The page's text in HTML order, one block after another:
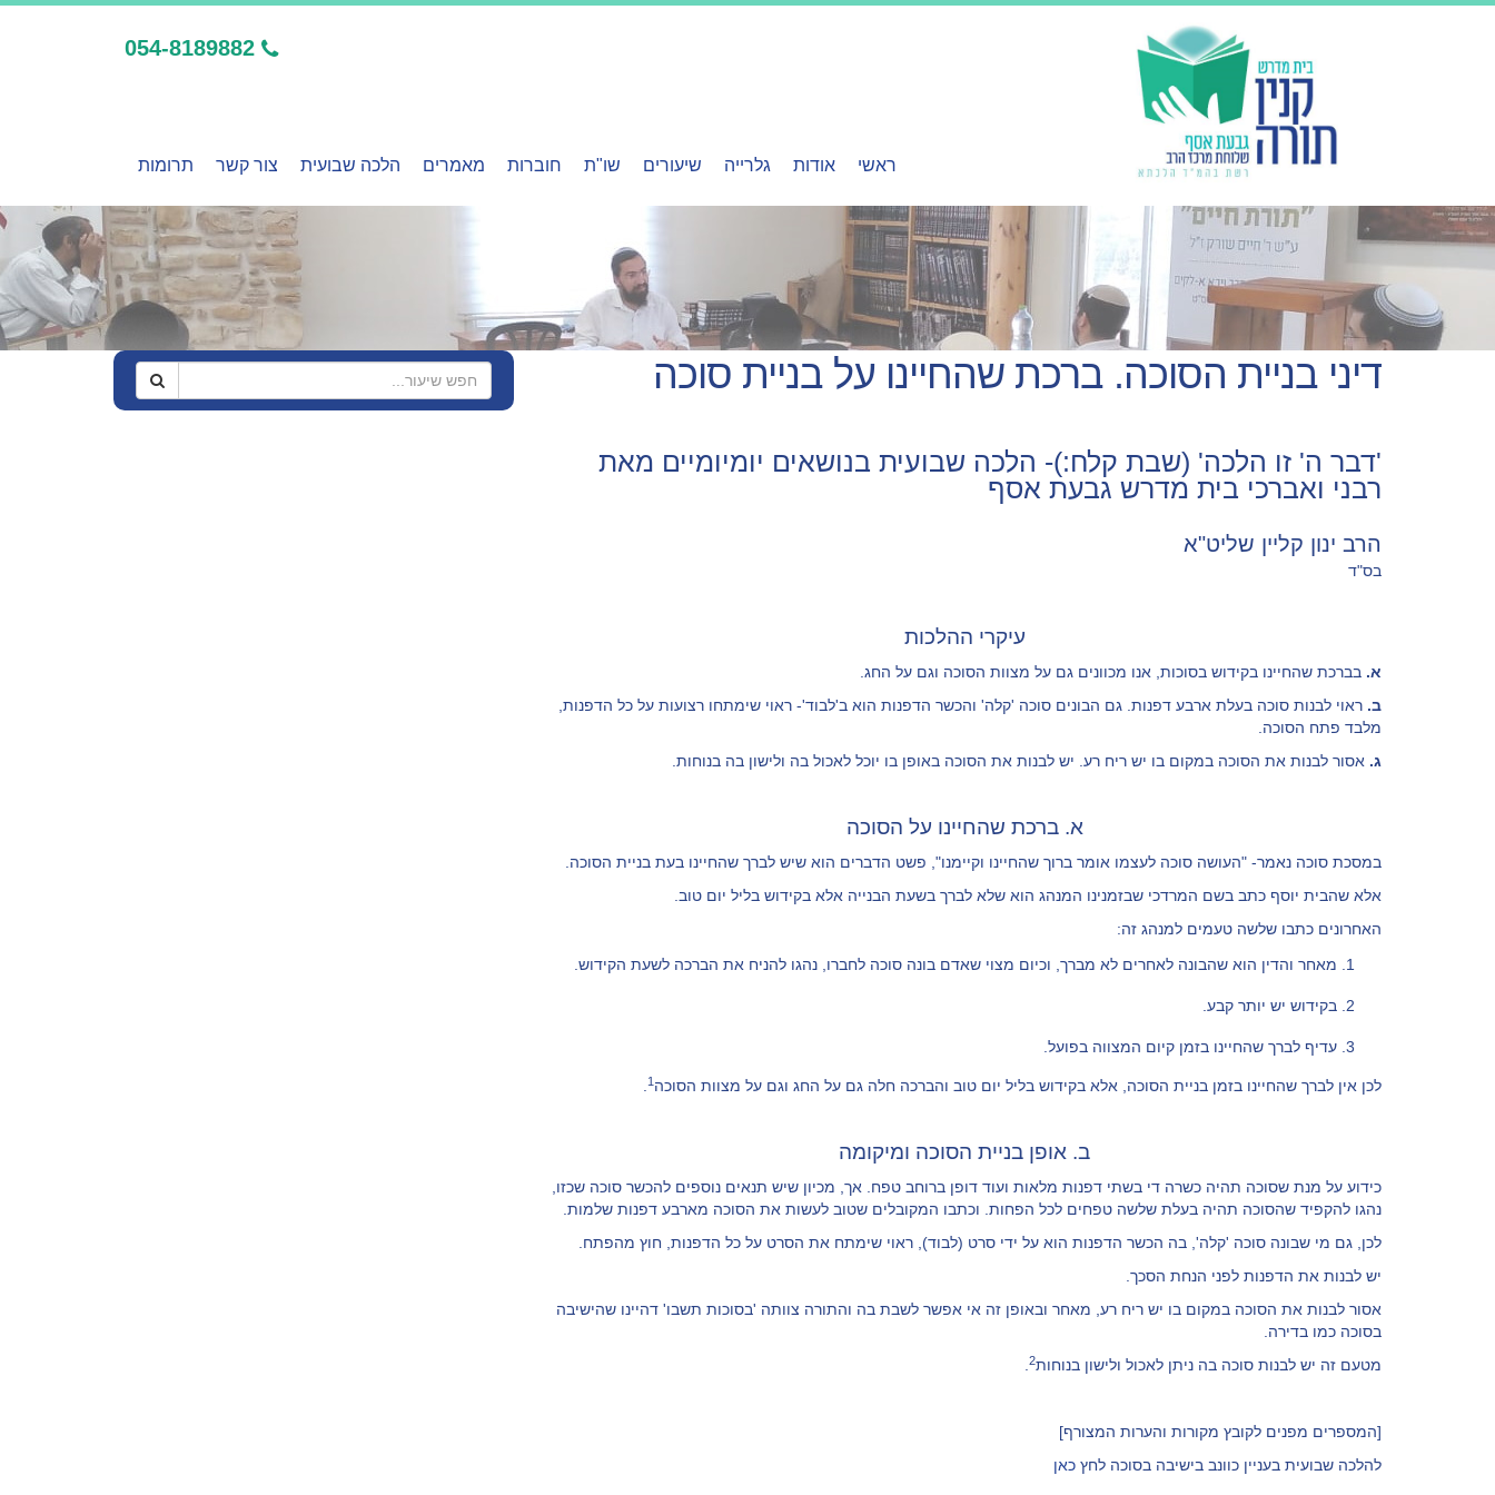
054-8189882
ראשי אודות גלרייה שיעורים שו"ת חוברות מאמרים הלכה שבועית צור קשר תרומות
דיני בניית הסוכה. ברכת שהחיינו על בניית סוכה
'דבר ה' זו הלכה' (שבת קלח:)- הלכה שבועית בנושאים יומיומיים מאת
רבני ואברכי בית מדרש גבעת אסף
הרב ינון קליין שליט"א
בס"ד
עיקרי ההלכות
א. בברכת שהחיינו בקידוש בסוכות, אנו מכוונים גם על מצוות הסוכה וגם על החג.
ב. ראוי לבנות סוכה בעלת ארבע דפנות. גם הבונים סוכה 'קלה' והכשר הדפנות הוא ב'לבוד'- ראוי שימתחו רצועות על כל הדפנות,
מלבד פתח הסוכה.
ג. אסור לבנות את הסוכה במקום בו יש ריח רע. יש לבנות את הסוכה באופן בו יוכל לאכול בה ולישון בה בנוחות.
א. ברכת שהחיינו על הסוכה
במסכת סוכה נאמר- "העושה סוכה לעצמו אומר ברוך שהחיינו וקיימנו", פשט הדברים הוא שיש לברך שהחיינו בעת בניית הסוכה.
אלא שהבית יוסף כתב בשם המרדכי שבזמנינו המנהג הוא שלא לברך בשעת הבנייה אלא בקידוש בליל יום טוב.
האחרונים כתבו שלשה טעמים למנהג זה:
מאחר והדין הוא שהבונה לאחרים לא מברך, וכיום מצוי שאדם בונה סוכה לחברו, נהגו להניח את הברכה לשעת הקידוש.
בקידוש יש יותר קבע.
עדיף לברך שהחיינו בזמן קיום המצווה בפועל.
לכן אין לברך שהחיינו בזמן בניית הסוכה, אלא בקידוש בליל יום טוב והברכה חלה גם על החג וגם על מצוות הסוכה 1
ב. אופן בניית הסוכה ומיקומה
כידוע על מנת שסוכה תהיה כשרה די בשתי דפנות מלאות ועוד דופן ברוחב טפח. אך, מכיון שיש תנאים נוספים להכשר סוכה שכזו,
נהגו להקפיד שהסוכה תהיה בעלת שלשה טפחים לכל הפחות. וכתבו המקובלים שטוב לעשות את הסוכה מארבע דפנות שלמות.
לכן, גם מי שבונה סוכה 'קלה', בה הכשר הדפנות הוא על ידי סרט (לבוד), ראוי שימתח את הסרט על כל הדפנות, חוץ מהפתח.
יש לבנות את הדפנות לפני הנחת הסכך.
אסור לבנות את הסוכה במקום בו יש ריח רע, מאחר ובאופן זה אי אפשר לשבת בה והתורה צוותה 'בסוכות תשבו' דהיינו שהישיבה
בסוכה כמו בדירה.
מטעם זה יש לבנות סוכה בה ניתן לאכול ולישון בנוחות2
[המספרים מפנים לקובץ מקורות והערות המצורף]
להלכה שבועית בעניין כוונב בישיבה בסוכה לחץ כאן